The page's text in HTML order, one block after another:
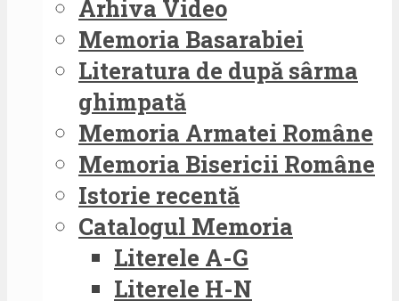
Arhiva Video
Memoria Basarabiei
Literatura de după sârma
ghimpată
Memoria Armatei Române
Memoria Bisericii Române
Istorie recentă
Catalogul Memoria
Literele A-G
Literele H-N